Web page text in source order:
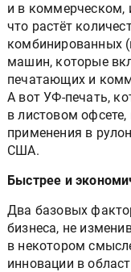
и в коммерческом,
что растёт
комбинированных
машин, которые
печатающих и
А вот УФ-печать,
в листовом
применения в
США.
Быстрее и
Два базовых
бизнеса, не
в некотором
инновации в